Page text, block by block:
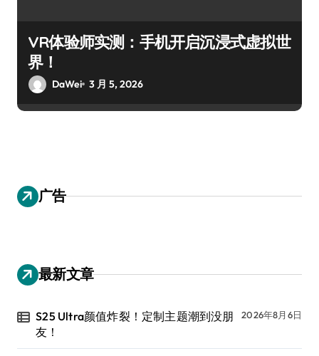
VR体验师实测：手机开启沉浸式虚拟世
界！
DaWei 3 月 5, 2026
广告
最新文章
S25 Ultra颜值炸裂！定制主题潮到没朋
友！
2026年8月6日